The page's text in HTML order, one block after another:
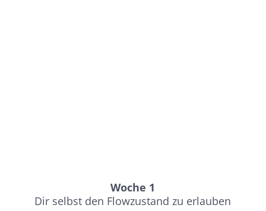
Woche 1
Dir selbst den Flowzustand zu erlauben